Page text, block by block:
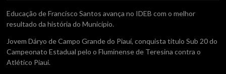
Educação de Francisco Santos avança no IDEB com o melhor
resultado da história do Município.
Jovem Dáryo de Campo Grande do Piauí, conquista titulo Sub 20 do
Campeonato Estadual pelo o Fluminense de Teresina contra o
Atlético Piaui.